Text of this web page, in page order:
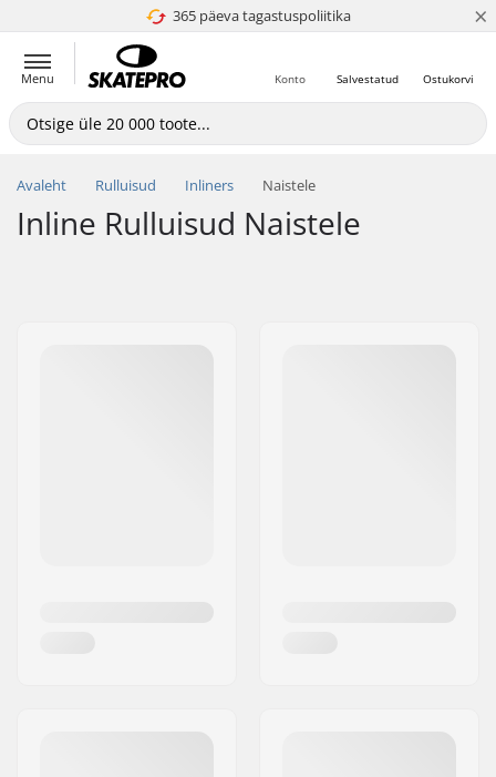
365 päeva tagastuspoliitika
4.8 paljaks 5 ×
Menu Ostukorvi
Salvestatud
Konto
Avaleht Rulluisud Inliners Naistele
Inline Rulluisud Naistele